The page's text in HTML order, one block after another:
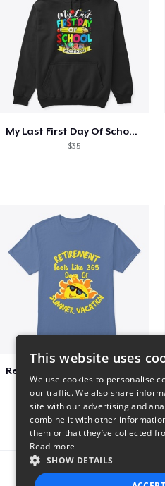
My Last First Day Of School Retiring
$35
$23
Report
This website uses
We use cookies to personalise
our traffic. We also share
site with our advertising and
combine it with other
them or that they’ve collected
Read more
SHOW DETAILS